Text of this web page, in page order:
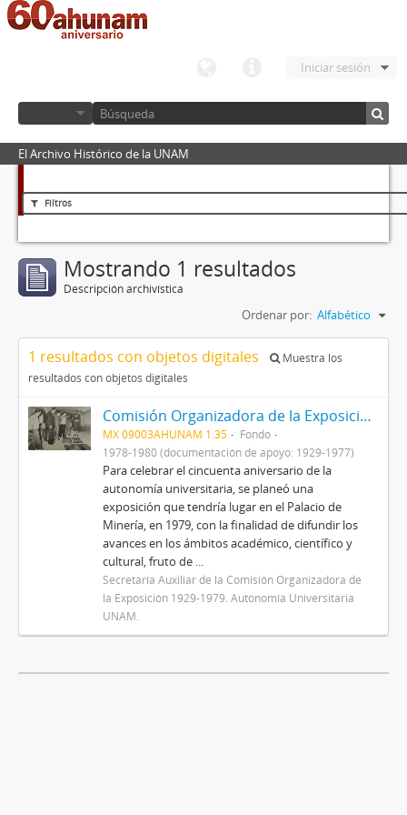
Iniciar sesión
El Archivo Histórico de la UNAM
Filtros
Mostrando 1 resultados
Descripción archivística
Ordenar por: Alfabético
1 resultados con objetos digitales
Muestra los
resultados con objetos digitales
Comisión Organizadora de la Exposición 1929-1979. Autonomía Universitaria
MX 09003AHUNAM 1.35
Fondo
1978-1980 (documentación de apoyo: 1929-1977)
Para celebrar el cincuenta aniversario de la
autonomía universitaria, se planeó una
exposición que tendría lugar en el Palacio de
Minería, en 1979, con la finalidad de difundir los
avances en los ámbitos académico, científico y
cultural, fruto de ...
Secretaría Auxiliar de la Comisión Organizadora de
la Exposición 1929-1979. Autonomía Universitaria
UNAM.